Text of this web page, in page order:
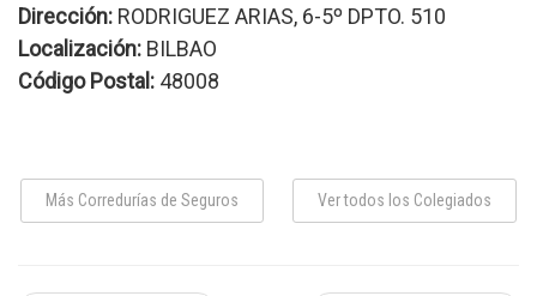
Dirección: RODRIGUEZ ARIAS, 6-5º DPTO. 510
Localización: BILBAO
Código Postal: 48008
Más Corredurías de Seguros Ver todos los Colegiados